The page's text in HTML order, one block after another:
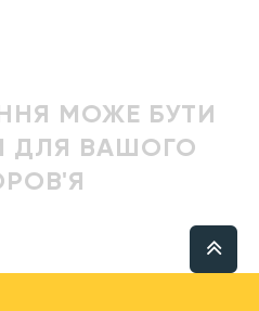
МОЖЕ БУТИ
ДЛЯ ВАШОГО